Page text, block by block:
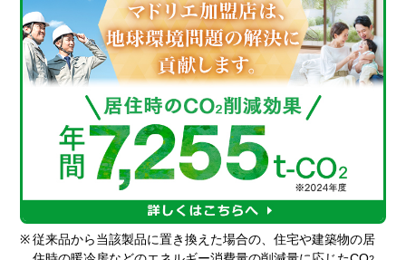
※ 従来品から当該製品に置き換えた場合の、住宅や建築物の居